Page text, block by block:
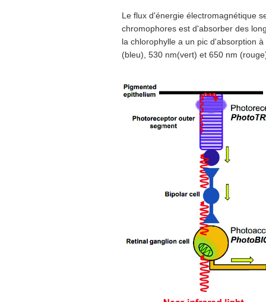
Le flux d'énergie électromagnétique
chromophores est d'absorber des
la chlorophylle a un pic d'absorption
(bleu), 530 nm(vert) et 650 nm